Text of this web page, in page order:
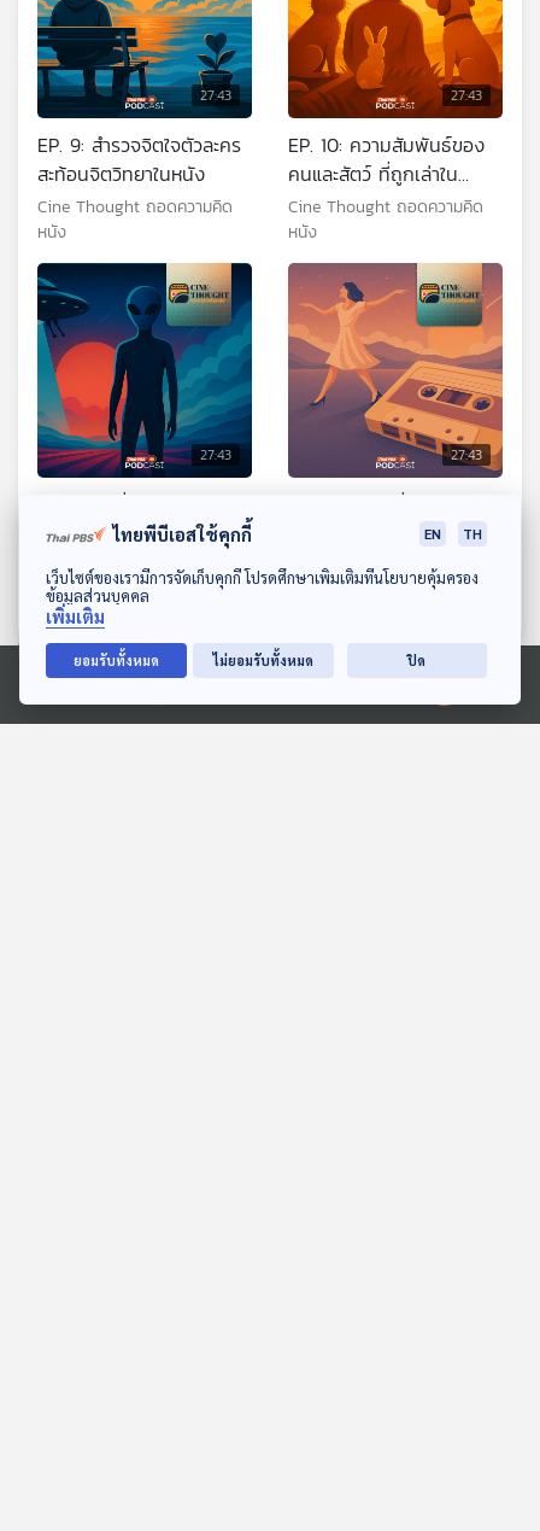
ดาวน์โหลด Thai PBS Podcast Application
Ⓒ 2020 องค์การกระจายเสียงและแพร่ภาพสาธารณะแห่งประเทศไทย
27:43
EP. 9: สำรวจจิตใจตัวละคร
สะท้อนจิตวิทยาในหนัง
Cine Thought ถอดความคิด
หนัง
27:43
EP. 10: ความสัมพันธ์ของ
คนและสัตว์ ที่ถูกเล่าใน
ภาพยนตร์
Cine Thought ถอดความคิด
หนัง
27:43
EP. 11: เอเลี่ยนในโลกหนัง
Cine Thought ถอดความคิด
หนัง
27:43
EP. 12: ดนตรีที่ถูกเล่าใน
Cine Thought ถอดความคิด
หนัง
ไทยพีบีเอสใช้คุกกี้ EN TH
เว็บไซต์ของเรามีการจัดเก็บคุกกี้ โปรดศึกษาเพิ่มเติมที่นโยบายคุ้มครอง
ข้อมูลส่วนบุคคล
เพิ่มเติม
ยอมรับทั้งหมด ไม่ยอมรับทั้งหมด ปิด